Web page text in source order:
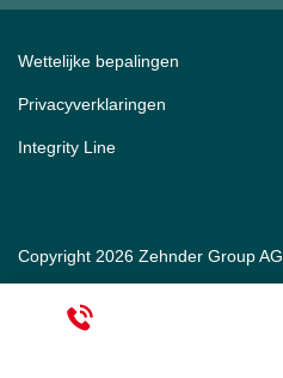
Copyright 2026 Zehnder Group AG
Wettelijke bepalingen
Privacyverklaringen
Integrity Line